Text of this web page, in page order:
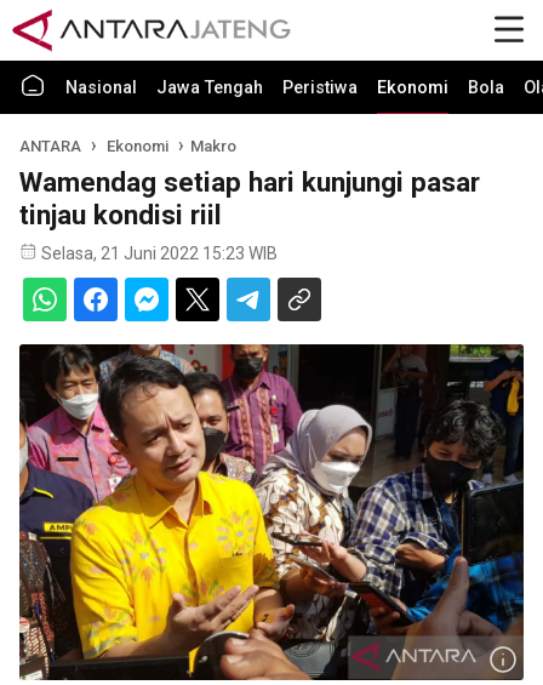
Nasional Jawa Tengah Peristiwa Ekonomi Bola
ANTARA Ekonomi Makro
Wamendag setiap hari kunjungi pasar
tinjau kondisi riil
Selasa, 21 Juni 2022 15:23 WIB